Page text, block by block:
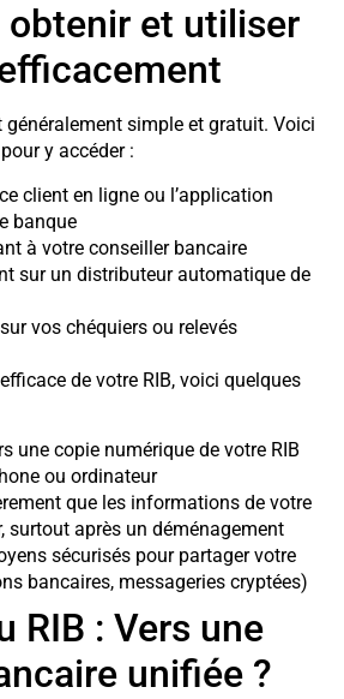
obtenir et utiliser
généralement simple et gratuit. Voici
y accéder :
client en ligne ou l’application
banque
à votre conseiller bancaire
sur un distributeur automatique de
vos chéquiers ou relevés
de votre RIB, voici quelques
une copie numérique de votre RIB
ou ordinateur
que les informations de votre
surtout après un déménagement
sécurisés pour partager votre
bancaires, messageries cryptées)
RIB : Vers une
unifiée ?